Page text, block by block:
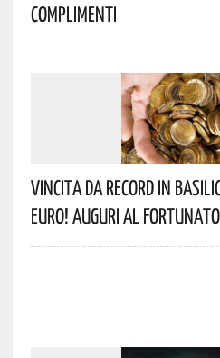
Complimenti
Vincita Da Record In
Euro! Auguri Al Fortunato